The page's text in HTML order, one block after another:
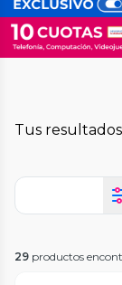
Tus
29 productos